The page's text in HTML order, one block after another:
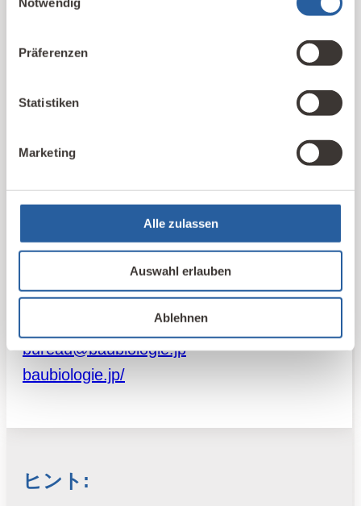
Präferenzen
Statistiken
Marketing
Alle zulassen
Auswahl erlauben
Ablehnen
オロギー」は年4回発刊されており、私た
ちIBNとBIJは親しく、パートナー機関とし
て共に活動している。
Unser Partner in Japan:
Japan arbeiten wir auf verschiedenen
Gebieten eng zusammen. Das BIJ bietet
die Ausbildung zum Baubiologen IBN auf
Basis unseres Fernlehrgang Baubiologie
bureau@baubiologie.jp
baubiologie.jp/
ヒント: